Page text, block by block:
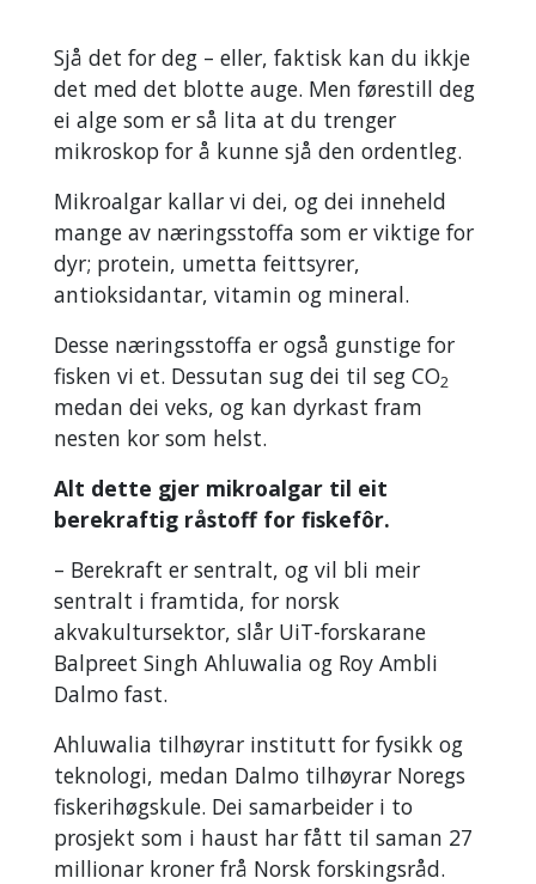
Sjå det for deg – eller, faktisk kan du ikkje
det med det blotte auge. Men førestill deg
ei alge som er så lita at du trenger
mikroskop for å kunne sjå den ordentleg.
Mikroalgar kallar vi dei, og dei inneheld
mange av næringsstoffa som er viktige for
dyr; protein, umetta feittsyrer,
antioksidantar, vitamin og mineral.
Desse næringsstoffa er også gunstige for
fisken vi et. Dessutan sug dei til seg CO2
medan dei veks, og kan dyrkast fram
nesten kor som helst.
Alt dette gjer mikroalgar til eit
berekraftig råstoff for fiskefôr.
– Berekraft er sentralt, og vil bli meir
sentralt i framtida, for norsk
akvakultursektor, slår UiT-forskarane
Balpreet Singh Ahluwalia og Roy Ambli
Dalmo fast.
Ahluwalia tilhøyrar institutt for fysikk og
teknologi, medan Dalmo tilhøyrar Noregs
fiskerihøgskule. Dei samarbeider i to
prosjekt som i haust har fått til saman 27
millionar kroner frå Norsk forskingsråd.